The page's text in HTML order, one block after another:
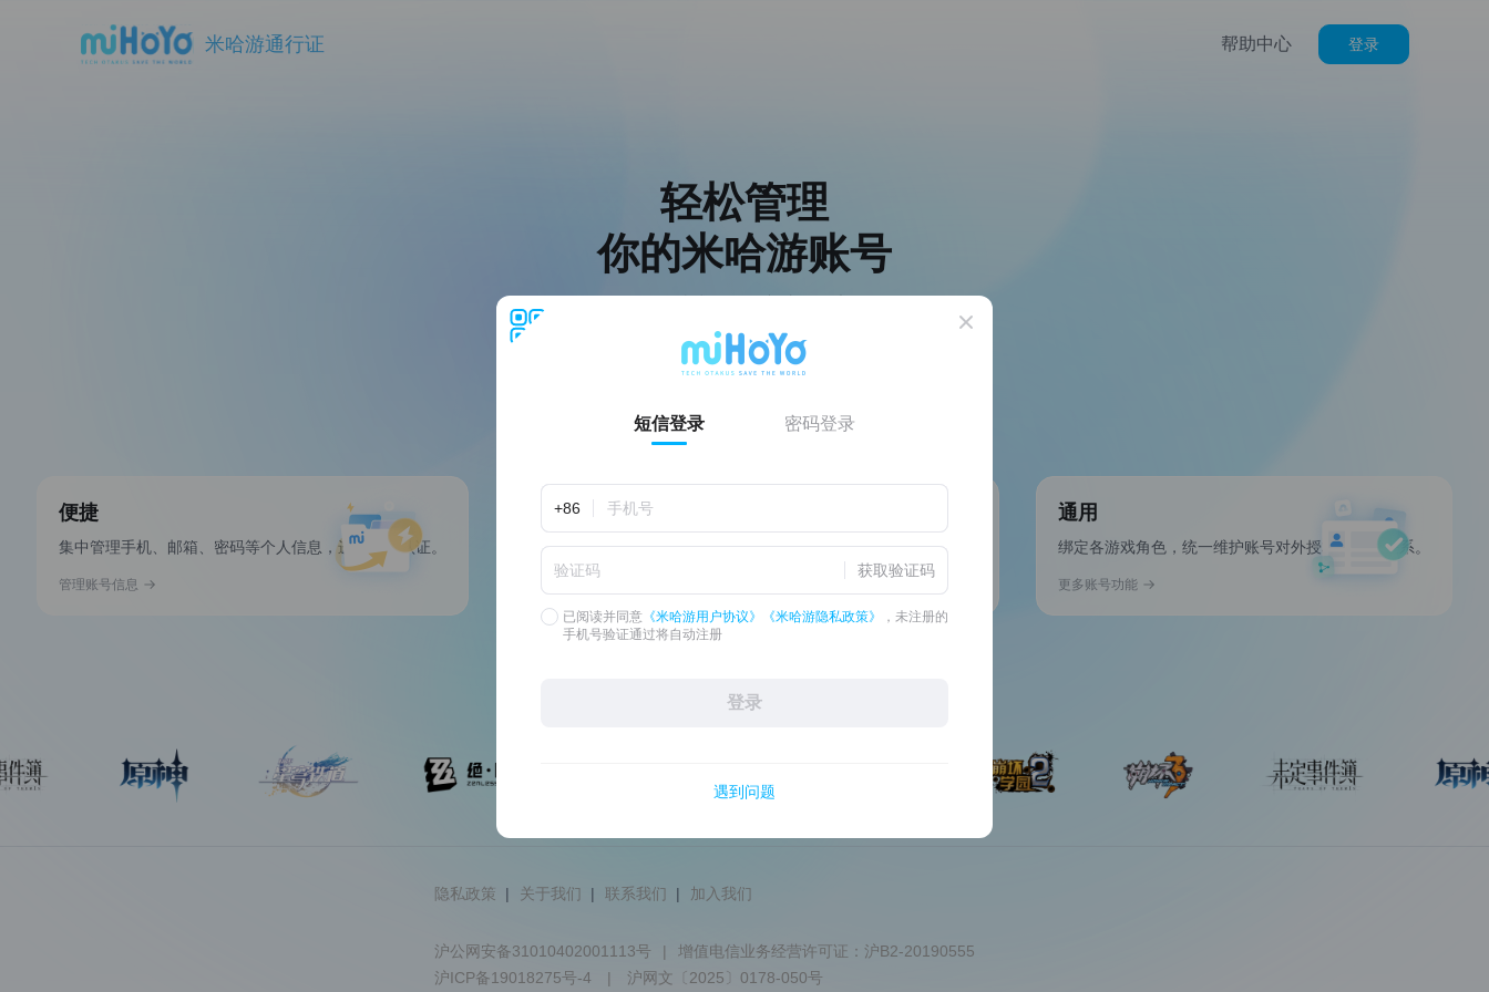
米哈游通行证 帮助中心 登录
轻松管理
你的米哈游账号
便捷
集中管理手机、邮箱、密码等个人信息，进行实名认证。
管理账号信息
安全
查看登录设备与操作日志，如有风险可及时修改密码、锁定账号。
通用
绑定各游戏角色，统一维护账号对外授权与关联关系。
更多账号功能
多方支持
隐私政策 | 关于我们 | 联系我们 | 加入我们
沪公网安备31010402001113号 |
增值电信业务经营许可证：沪B2-20190555
沪ICP备19018275号-4
| 沪网文〔2025〕0178-050号